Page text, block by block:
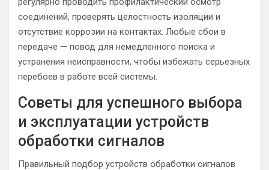
соединений, проверять целостность изоляции и
отсутствие коррозии на контактах. Любые сбои в
передаче — повод для немедленного поиска и
устранения неисправности, чтобы избежать серьезных
перебоев в работе всей системы.
Советы для успешного выбора
и эксплуатации устройств
обработки сигналов
Правильный подбор устройств обработки сигналов